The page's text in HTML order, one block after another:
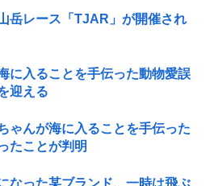
岳レース「TJAR」が開催され
に入ることを手伝った動物愛誤
迎える
ゃんが海に入ることを手伝った
たことが判明
なった某ブランド、一時は飛ぶ